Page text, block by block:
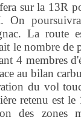
sur la 13R
La route
le nombre de
4 membres
au bilan
du vol
retenu est
des zones